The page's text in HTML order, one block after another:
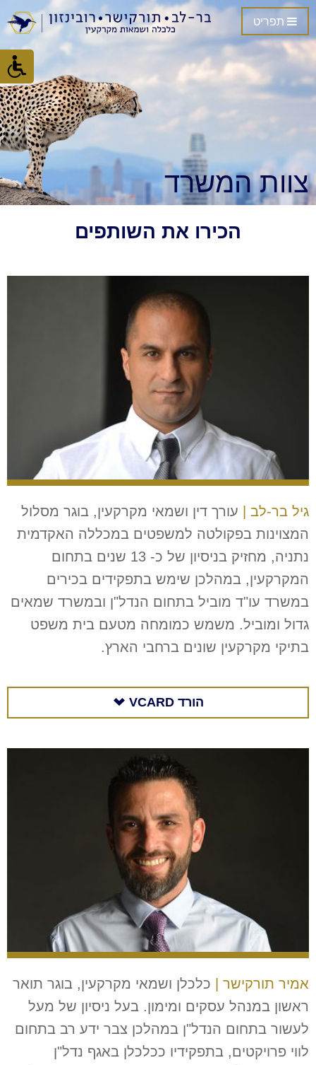
צוות המשרד
הכירו את השותפים
גיל בר-לב | עורך דין ושמאי מקרקעין, בוגר מסלול
המצוינות בפקולטה למשפטים במכללה האקדמית
נתניה, מחזיק בניסיון של כ- 13 שנים בתחום
המקרקעין, במהלכן שימש בתפקידים בכירים
במשרד עו"ד מוביל בתחום הנדל"ן ובמשרד שמאים
גדול ומוביל. משמש כמומחה מטעם בית משפט
בתיקי מקרקעין שונים ברחבי הארץ.
הורדVCARD
אמיר תורקישר | כלכלן ושמאי מקרקעין, בוגר תואר
ראשון במנהל עסקים ומימון. בעל ניסיון של מעל
לעשור בתחום הנדל"ן במהלכן צבר ידע רב בתחום
לווי פרויקטים, בתפקידיו ככלכלן באגף נדל"ן